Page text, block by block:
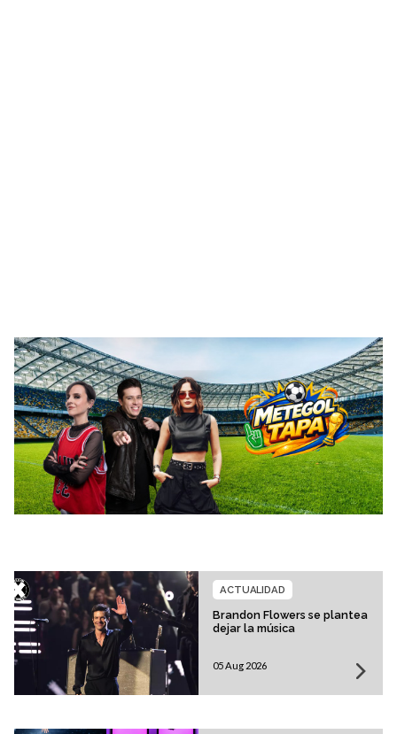
Brandon Flowers se plantea
dejar la música
ACTUALIDAD
05 Aug 2026